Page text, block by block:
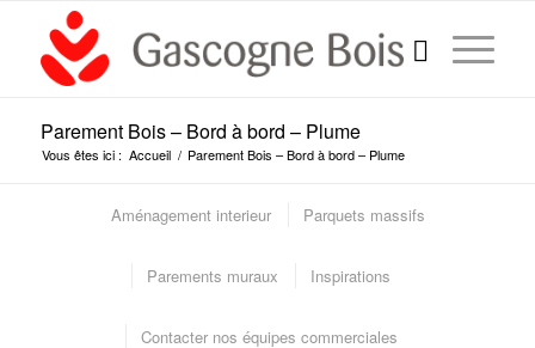
Parement Bois – Bord à bord – Plume
Vous êtes ici : Accueil / Parement Bois – Bord à bord – Plume
Aménagement interieur Parquets massifs
Parements muraux Inspirations
Contacter nos équipes commerciales